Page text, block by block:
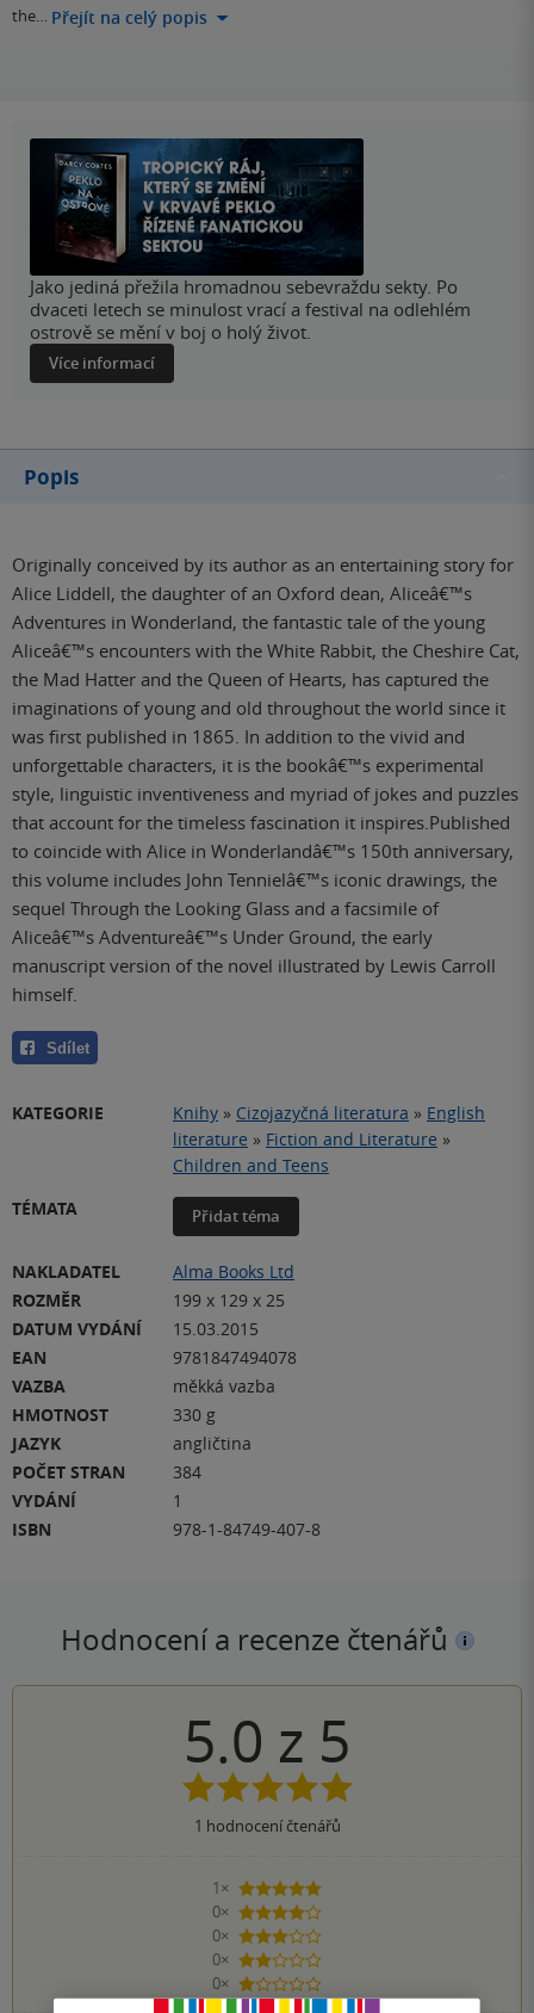
the… Přejít na celý popis
Jako jediná přežila hromadnou sebevraždu sekty. Po
dvaceti letech se minulost vrací a festival na odlehlém
ostrově se mění v boj o holý život.
Více informací
Popis
Originally conceived by its author as an entertaining story for
Alice Liddell, the daughter of an Oxford dean, Aliceâ€™s
Adventures in Wonderland, the fantastic tale of the young
Aliceâ€™s encounters with the White Rabbit, the Cheshire Cat,
the Mad Hatter and the Queen of Hearts, has captured the
imaginations of young and old throughout the world since it
was first published in 1865. In addition to the vivid and
unforgettable characters, it is the bookâ€™s experimental
style, linguistic inventiveness and myriad of jokes and puzzles
that account for the timeless fascination it inspires.Published
to coincide with Alice in Wonderlandâ€™s 150th anniversary,
this volume includes John Tennielâ€™s iconic drawings, the
sequel Through the Looking Glass and a facsimile of
Aliceâ€™s Adventureâ€™s Under Ground, the early
manuscript version of the novel illustrated by Lewis Carroll
himself.
Sdílet
KATEGORIE Knihy » Cizojazyčná literatura » English
literature » Fiction and Literature »
Children and Teens
TÉMATA
Přidat téma
NAKLADATEL
Alma Books Ltd
ROZMĚR
199 x 129 x 25
DATUM VYDÁNÍ
15.03.2015
EAN
9781847494078
VAZBA
měkká vazba
HMOTNOST
330 g
JAZYK
angličtina
POČET STRAN
384
VYDÁNÍ
1
ISBN
978-1-84749-407-8
Hodnocení a recenze čtenářů
5.0 z 5
1 hodnocení čtenářů
1×
5 hvězdiček
0×
4 hvězdičky
0×
3 hvězdičky
0×
2 hvězdičky
0×
1 hvezdička